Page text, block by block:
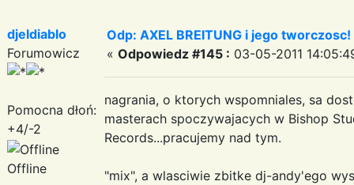
djeldiablo
Forumowicz
Pomocna dłoń:
+4/-2
Offline
Odp: AXEL BREITUNG i jego
« Odpowiedz #145 : 03-05-2011
nagrania, o ktorych wspomniales, sa
masterach spoczywajacych w Bishop
Records...pracujemy nad tym.
"mix", a wlasciwie zbitke dj-andy'ego